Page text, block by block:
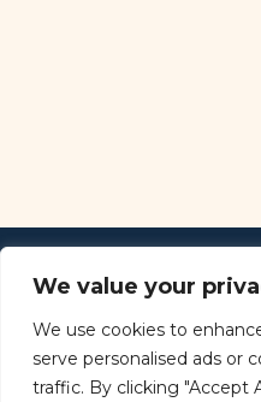
We value your
We use cookies to
serve personalised ads or
traffic. By clicking "Accept
Aviso Legal - Política